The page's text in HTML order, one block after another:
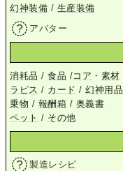
幻神装備 / 生産装備
アバター
消耗品 /食品 /コア ・ 素材
ラピス / カード /幻神用品
乗物 / 報酬箱 / 奥義書
ペット / その他
製造レシピ